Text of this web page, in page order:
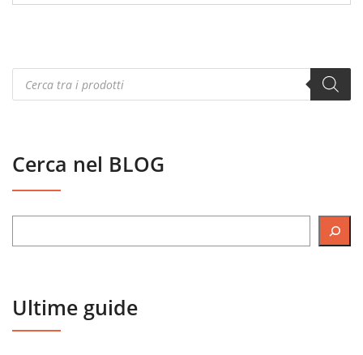
Products
search
Cerca nel BLOG
Ultime guide